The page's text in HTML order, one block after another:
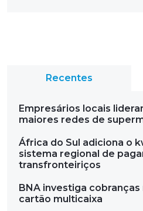
Recentes
Empresários locais
maiores redes de
África do Sul adiciona o
sistema regional de
transfronteiriços
BNA investiga
cartão multicaixa